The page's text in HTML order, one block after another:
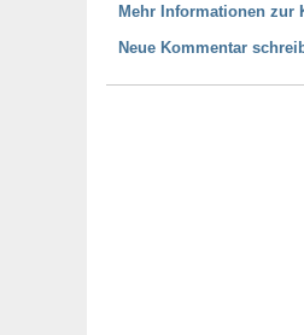
Mehr Informationen zur
Neue Kommentar